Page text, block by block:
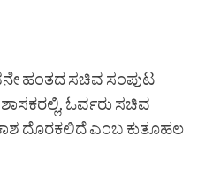
ಹಂತದ ಸಚಿವ ಸಂಪುಟ
ಓರ್ವರು ಸಚಿವ
ದೊರಕಲಿದೆ ಎಂಬ ಕುತೂಹಲ